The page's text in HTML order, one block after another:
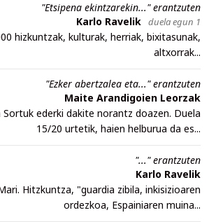
"Etsipena ekintzarekin..." erantzuten
Karlo Ravelik duela egun 1
hizkuntzak, kulturak, herriak, bixitasunak,
altxorrak...
"Ezker abertzalea eta..." erantzuten
Maite Arandigoien Leorzak
Sortuk ederki dakite norantz doazen. Duela
15/20 urtetik, haien helburua da es...
"..." erantzuten
Karlo Ravelik
Hitzkuntza, "guardia zibila, inkisizioaren
ordezkoa, Espainiaren muina...